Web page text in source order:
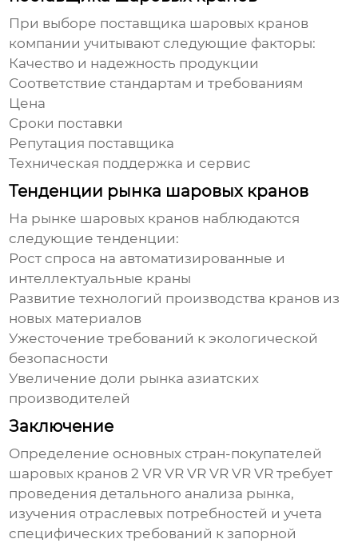
При выборе поставщика шаровых кранов
компании учитывают следующие факторы:
Качество и надежность продукции
Соответствие стандартам и требованиям
Цена
Сроки поставки
Репутация поставщика
Техническая поддержка и сервис
Тенденции рынка шаровых кранов
На рынке шаровых кранов наблюдаются
следующие тенденции:
Рост спроса на автоматизированные и
интеллектуальные краны
Развитие технологий производства кранов из
новых материалов
Ужесточение требований к экологической
безопасности
Увеличение доли рынка азиатских
производителей
Заключение
Определение основных стран-покупателей
шаровых кранов 2 VR VR VR VR VR VR требует
проведения детального анализа рынка,
изучения отраслевых потребностей и учета
специфических требований к запорной